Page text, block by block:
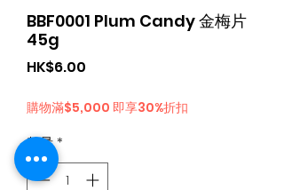
BBF0001 Plum Candy 金梅片
45g
HK$6.00
購物滿$5,000 即享30%折扣
數量*